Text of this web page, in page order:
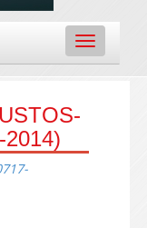
Toggle
navigation